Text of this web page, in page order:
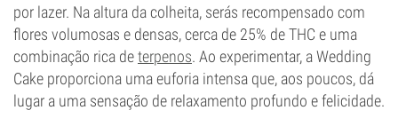
por lazer. Na altura da colheita, serás recompensado com
flores volumosas e densas, cerca de 25% de THC e uma
combinação rica deterpenos. Ao experimentar, a Wedding
Cake proporciona uma euforia intensa que, aos poucos, dá
lugar a uma sensação de relaxamento profundo e felicidade.